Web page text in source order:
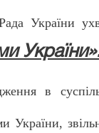
України
в
України,